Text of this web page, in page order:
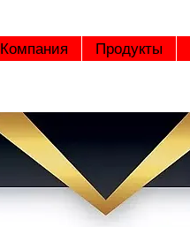
Компания Продукты